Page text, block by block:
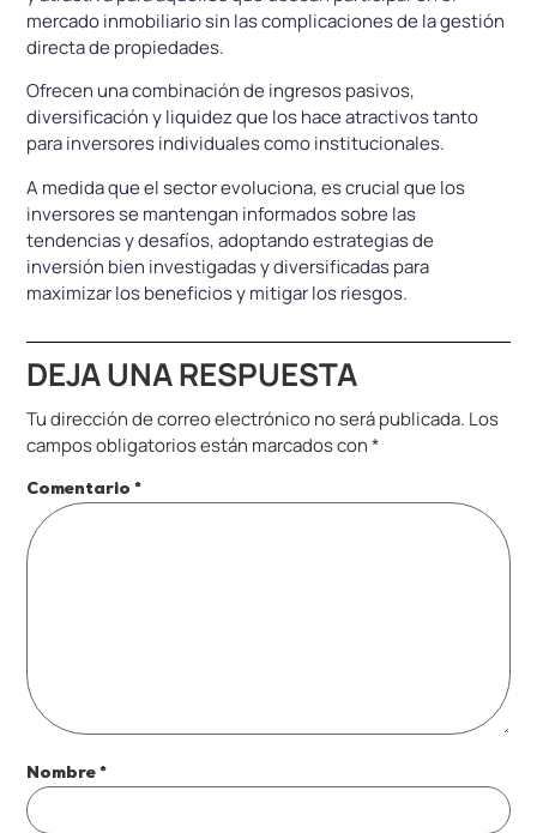
mercado inmobiliario sin las complicaciones de la gestión
directa de propiedades.
Ofrecen una combinación de ingresos pasivos,
diversificación y liquidez que los hace atractivos tanto
para inversores individuales como institucionales.
A medida que el sector evoluciona, es crucial que los
inversores se mantengan informados sobre las
tendencias y desafíos, adoptando estrategias de
inversión bien investigadas y diversificadas para
maximizar los beneficios y mitigar los riesgos.
DEJA UNA RESPUESTA
Tu dirección de correo electrónico no será publicada. Los
campos obligatorios están marcados con*
Comentario*
Nombre*